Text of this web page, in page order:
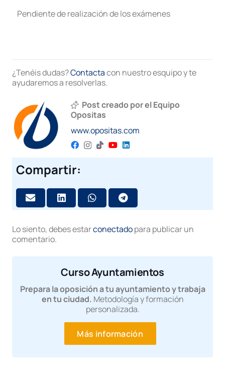
Pendiente de realización de los exámenes
¿Tenéis dudas?Contactacon nuestro esquipo y te
ayudaremos a resolverlas.
Post creado por el Equipo
Opositas
www.opositas.com
Compartir:
Lo siento, debes estarconectadopara publicar un
comentario.
Curso Ayuntamientos
Prepara la oposición a tu ayuntamiento y trabaja
en tu ciudad. Metodología y formación
personalizada.
Más información